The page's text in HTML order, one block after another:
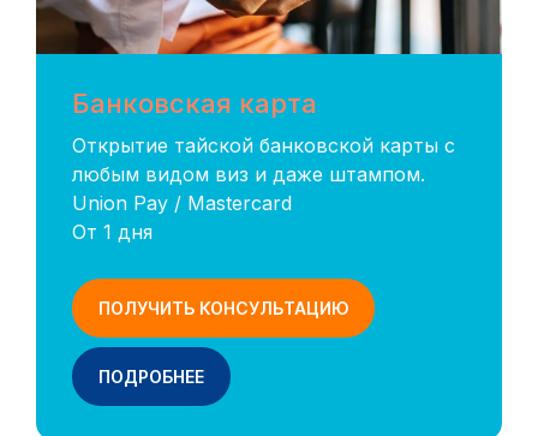
Банковская карта
Открытие тайской банковской карты с
любым видом виз и даже штампом.
Union Pay / Mastercard
От 1 дня
ПОЛУЧИТЬ КОНСУЛЬТАЦИЮ
ПОДРОБНЕЕ